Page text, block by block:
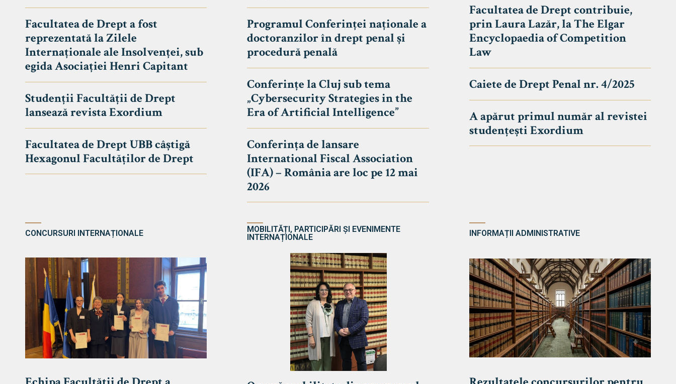
UNIVERSITATEA BABEȘ - BOLYAI
FACULTATEA
DE DREPT
Avizier Studenți
Studii
Admitere
Erasmus & Internațional
Știri
Echipa Facultății
Bibliotecă & Reviste
Facultatea de Drept a fost
reprezentată la Zilele
Internaționale ale Insolvenței, sub
egida Asociației Henri Capitant
Studenții Facultății de Drept
lansează revista Exordium
Facultatea de Drept UBB câștigă
Hexagonul Facultăților de Drept
Programul Conferinței naționale a
doctoranzilor în drept penal și
procedură penală
Conferințe la Cluj sub tema
„Cybersecurity Strategies in the
Era of Artificial Intelligence”
Conferința de lansare
International Fiscal Association
(IFA) – România are loc pe 12 mai
2026
Facultatea de Drept contribuie,
prin Laura Lazăr, la The Elgar
Encyclopaedia of Competition
Law
Caiete de Drept Penal nr. 4/2025
A apărut primul număr al revistei
studențești Exordium
CONCURSURI INTERNAȚIONALE
MOBILITĂȚI, PARTICIPĂRI ȘI EVENIMENTE
INTERNAȚIONALE
INFORMAȚII ADMINISTRATIVE